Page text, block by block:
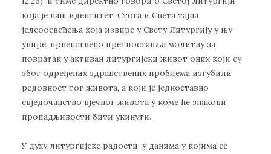
која је наш идентитет. Стога и Света тајна
јелеоосвећења која извире у Свету Литургију у њу
увире, првенствено претпоставља молитву за
повратак у активан литургијски живот оних који су
због одређених здравствених проблема изгубили
редовност тог живота, а који је једноставно
свједочанство вјечног живота у коме ће знакови
пропадљивости бити укинути.
У духу литургијске радости, у данима у којима се